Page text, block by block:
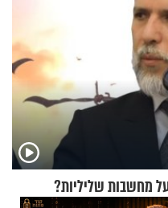
מחשבות שליליות?